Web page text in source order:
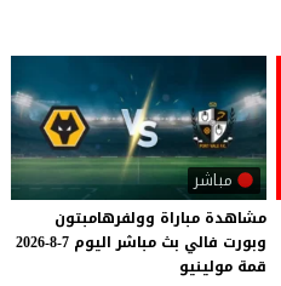
مباشر
مشاهدة مباراة وولفرهامبتون
وبورت فالي بث مباشر اليوم 7-8-2026
قمة مولينيو